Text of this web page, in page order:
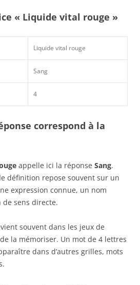
« Liquide vital rouge »
Liquide vital rouge
Sang
4
correspond à la
appelle ici la réponse Sang.
définition repose souvent sur un
expression connue, un nom
sens directe.
souvent dans les jeux de
la mémoriser. Un mot de 4 lettres
dans d’autres grilles, mots